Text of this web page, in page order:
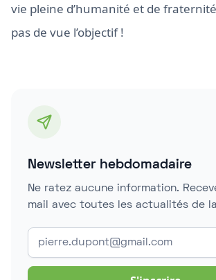
vie pleine d’humanité et de
pas de vue l’objectif !
Newsletter hebdomadaire
Ne ratez aucune information.
mail avec toutes les actualités de